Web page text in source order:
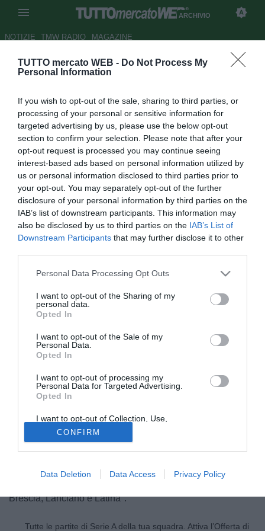
TUTTO mercato WEB - Do Not Process My
Personal Information
If you wish to opt-out of the sale, sharing to third parties, or
processing of your personal or sensitive information for
targeted advertising by us, please use the below opt-out
section to confirm your selection. Please note that after your
opt-out request is processed you may continue seeing
interest-based ads based on personal information utilized by
us or personal information disclosed to third parties prior to
your opt-out. You may separately opt-out of the further
disclosure of your personal information by third parties on the
IAB’s list of downstream participants. This information may
also be disclosed by us to third parties on the IAB’s List of
Downstream Participants that may further disclose it to other
Personal Data Processing Opt Outs
I want to opt-out of the Sharing of my
personal data.
Opted In
I want to opt-out of the Sale of my
Personal Data.
Opted In
I want to opt-out of processing my
Personal Data for Targeted Advertising.
Opted In
I want to opt-out of Collection, Use,
Retention, Sale, and/or Sharing of my
Personal Data that Is Unrelated with the
Purposes for which it was collected.
Opted Out
CONFIRM
Data Deletion Data Access Privacy Policy
ARCHIVIO
NOTIZIE TMW RADIO MAGAZINE
Como, Casasola: "Crediamo
Autore Tommaso Maschio
25.02.2016 23:20
vedi letture
© foto di Luca Marchesini/TuttoLegaPro.com
Il difensore del Como
obiettivi: "Credo che i miglioramenti della squadra siano
evidenti in questi mesi, ma sappiamo che non basta. Il
perché la distanza è colmabile. Questa sarà una settimana
Brescia, Lanciano e Latina".
Tutte le partite di Serie A della tua squadra. Attiva l’Offerta di